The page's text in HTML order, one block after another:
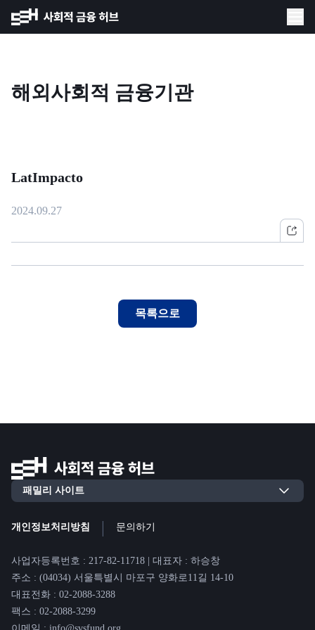
해외사회적 금융기관
LatImpacto
2024.09.27
목록으로
개인정보처리방침 | 문의하기
사업자등록번호 : 217-82-11718 | 대표자 : 하승창
주소 : (04034) 서울특별시 마포구 양화로11길 14-10
대표전화 : 02-2088-3288
팩스 : 02-2088-3299